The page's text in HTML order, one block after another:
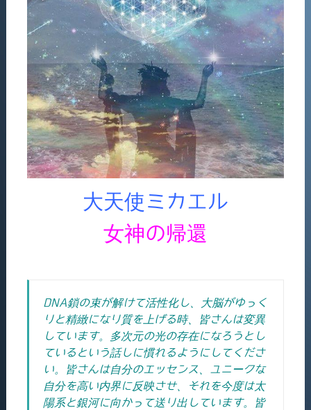
大天使ミカエル
女神の帰還
DNA鎖の束が解けて活性化し、大脳がゆっく
りと精緻になり質を上げる時、皆さんは変異
しています。多次元の光の存在になろうとし
ているという話しに慣れるようにしてくださ
い。皆さんは自分のエッセンス、ユニークな
自分を高い内界に反映させ、それを今度は太
陽系と銀河に向かって送り出しています。皆